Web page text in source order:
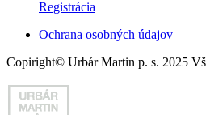
Registrácia
Ochrana osobných údajov
Copiright© Urbár Martin p. s. 2025